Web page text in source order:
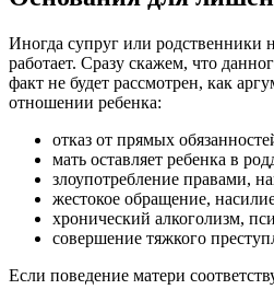
Иногда супруг или родственники
работает. Сразу скажем, что
факт не будет рассмотрен, как
отношении ребенка:
отказ от прямых
мать оставляет ребенка в
злоупотребление правами,
жестокое обращение,
хронический алкоголизм,
совершение тяжкого
Если поведение матери